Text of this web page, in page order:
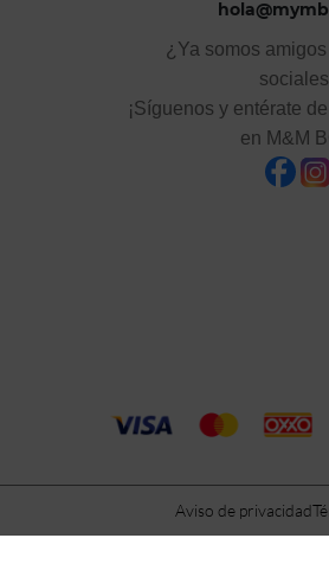
¿Ya somos
¡Síguenos y entérate
en M&M
Aviso de privacidad